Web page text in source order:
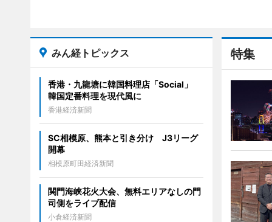
特集
みん経トピックス
香港・九龍塘に韓国料理店「Social」
韓国定番料理を現代風に
香港経済新聞
SC相模原、熊本と引き分け J3リーグ
開幕
相模原町田経済新聞
関門海峡花火大会、無料エリアなしの門
司側をライブ配信
小倉経済新聞